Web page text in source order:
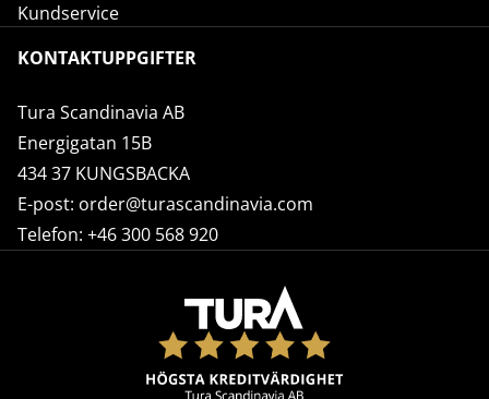
Kundservice
KONTAKTUPPGIFTER
Tura Scandinavia AB
Energigatan 15B
434 37 KUNGSBACKA
E-post: order@turascandinavia.com
Telefon: +46 300 568 920